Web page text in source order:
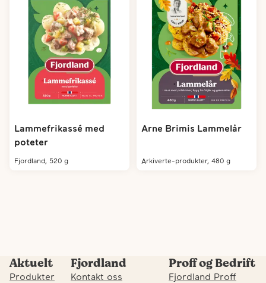
Lammefrikassé med
poteter
fjordland, 520 g
Arne Brimis Lammelår
arkiverte-produkter, 480 g
Aktuelt
Produkter
Fjordland
Kontakt oss
Proff og Bedrift
Fjordland Proff